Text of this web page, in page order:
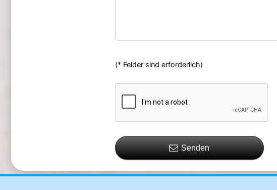
(* Felder sind erforderlich)
Senden